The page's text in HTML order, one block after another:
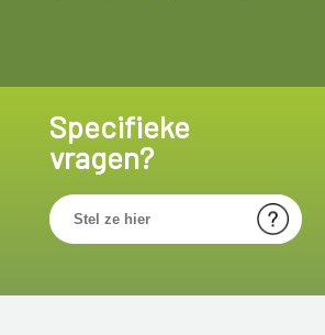
Specifieke
vragen?